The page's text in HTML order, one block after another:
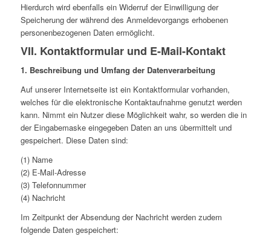
Hierdurch wird ebenfalls ein Widerruf der Einwilligung der
Speicherung der während des Anmeldevorgangs erhobenen
personenbezogenen Daten ermöglicht.
VII. Kontaktformular und E-Mail-Kontakt
1. Beschreibung und Umfang der Datenverarbeitung
Auf unserer Internetseite ist ein Kontaktformular vorhanden,
welches für die elektronische Kontaktaufnahme genutzt werden
kann. Nimmt ein Nutzer diese Möglichkeit wahr, so werden die in
der Eingabemaske eingegeben Daten an uns übermittelt und
gespeichert. Diese Daten sind:
(1) Name
(2) E-Mail-Adresse
(3) Telefonnummer
(4) Nachricht
Im Zeitpunkt der Absendung der Nachricht werden zudem
folgende Daten gespeichert: